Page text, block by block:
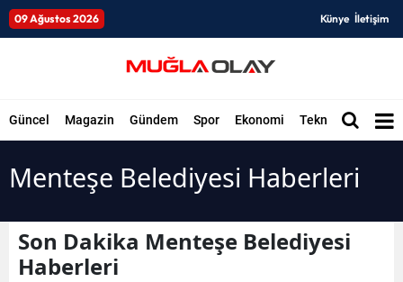
09 Ağustos 2026 Künye İletişim
Güncel Magazin Gündem Spor Ekonomi Teknoloji Dünya
Menteşe Belediyesi Haberleri
Son Dakika Menteşe Belediyesi
Haberleri